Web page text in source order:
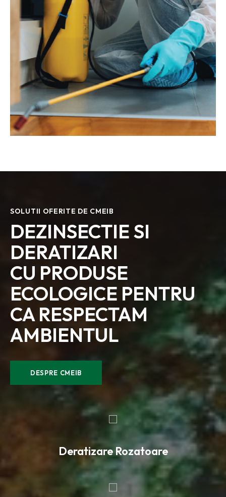
SOLUTII OFERITE DE CMEIB
DEZINSECTIE SI
DERATIZARI
CU PRODUSE
ECOLOGICE PENTRU
CA RESPECTAM
AMBIENTUL
DESPRE CMEIB
Deratizare Rozatoare